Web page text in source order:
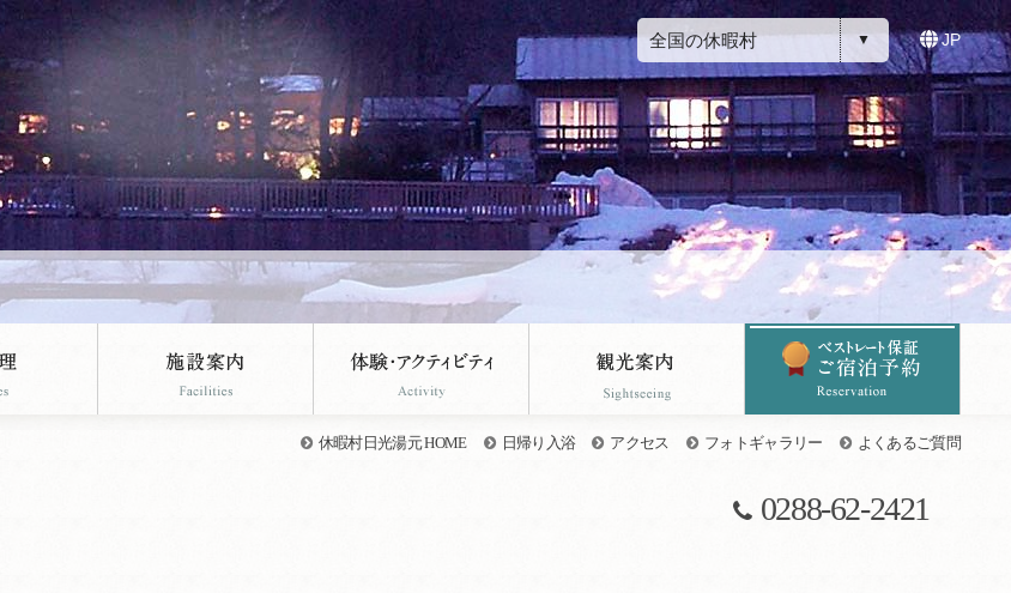
全国の休暇村 JP
休暇村日光湯元 HOME 日帰り入浴 アクセス フォトギャラリー よくあるご質問
0288-62-2421